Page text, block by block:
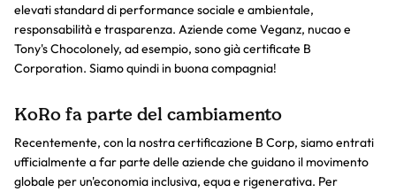
elevati standard di performance sociale e ambientale,
responsabilità e trasparenza. Aziende come Veganz, nucao e
Tony's Chocolonely, ad esempio, sono già certificate B
Corporation. Siamo quindi in buona compagnia!
KoRo fa parte del cambiamento
Recentemente, con la nostra certificazione B Corp, siamo entrati
ufficialmente a far parte delle aziende che guidano il movimento
globale per un'economia inclusiva, equa e rigenerativa. Per